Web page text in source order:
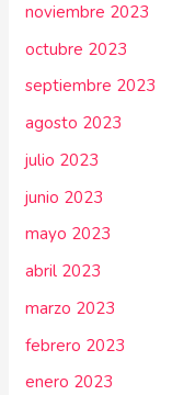
noviembre 2023
octubre 2023
septiembre 2023
agosto 2023
julio 2023
junio 2023
mayo 2023
abril 2023
marzo 2023
febrero 2023
enero 2023